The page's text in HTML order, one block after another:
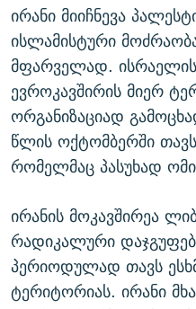
ირანი მიიჩნევა
ისლამისტური
მფარველად.
ევროკავშირის მიერ
ორგანიზაციად
წლის ოქტომბერში
რომელმაც პასუხად
ირანის მოკავშირეა
რადიკალური
პერიოდულად თავს
ტერიტორიას. ირანი